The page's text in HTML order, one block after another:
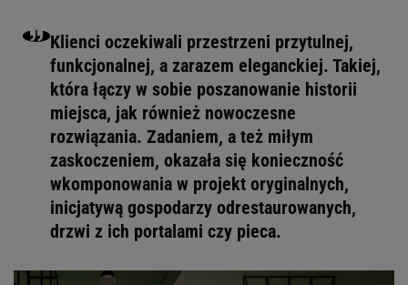
Klienci oczekiwali przestrzeni przytulnej,
funkcjonalnej, a zarazem eleganckiej. Takiej,
która łączy w sobie poszanowanie historii
miejsca, jak również nowoczesne
rozwiązania. Zadaniem, a też miłym
zaskoczeniem, okazała się konieczność
wkomponowania w projekt oryginalnych,
inicjatywą gospodarzy odrestaurowanych,
drzwi z ich portalami czy pieca.